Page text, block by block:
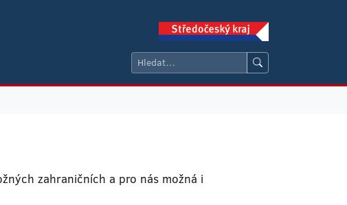
zahraničních a pro nás možná i